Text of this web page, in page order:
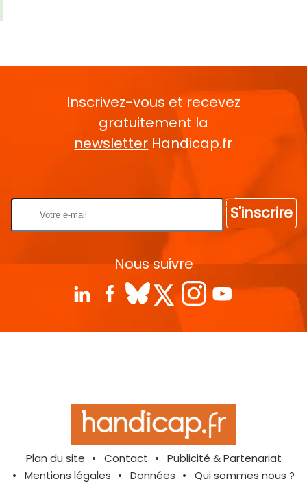
Inscrivez-vous et recevez
gratuitement la
newsletter Handicap.fr
S'inscrire
Nous suivre
Plan du site Contact
Publicité & Partenariat
Mentions légales
Données Qui sommes nous ?